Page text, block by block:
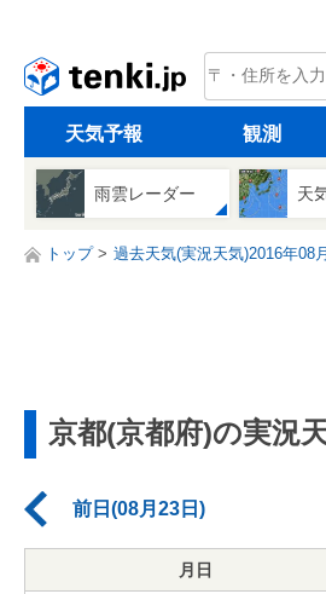
tenki.jp
天気予報 観測
雨雲レーダー 天
トップ 過去天気(実況天気)2016年08月
京都(京都府)の実況
前日(08月23日)
月日